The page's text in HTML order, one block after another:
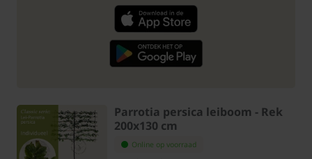
Parrotia persica leiboom - Rek
200x130 cm
Online op voorraad